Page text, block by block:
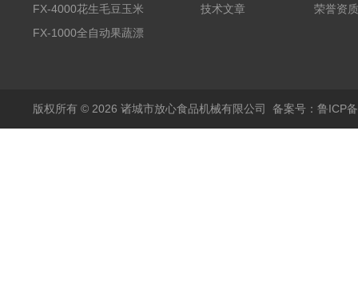
备野菜清洗机
FX-4000花生毛豆玉米
蒸煮漂烫机
FX-1000全自动果蔬漂
技术文章 荣誉资质
版权所有 © 2026 诸城市放心食品机械有限公司 备案号：鲁ICP